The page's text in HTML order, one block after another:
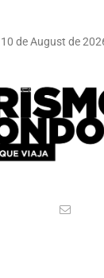
10 de August de